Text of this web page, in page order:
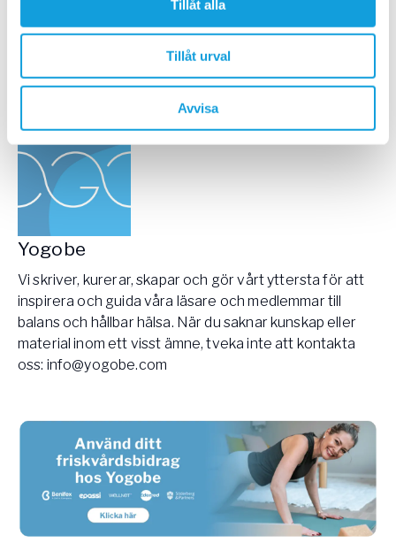
Tillåt alla
Tillåt urval
Avvisa
Läs mer om 72 Hour Cabin och resultatenhär!
Yogobe
Vi skriver, kurerar, skapar och gör vårt yttersta för att
inspirera och guida våra läsare och medlemmar till
balans och hållbar hälsa. När du saknar kunskap eller
material inom ett visst ämne, tveka inte att kontakta
oss: info@yogobe.com